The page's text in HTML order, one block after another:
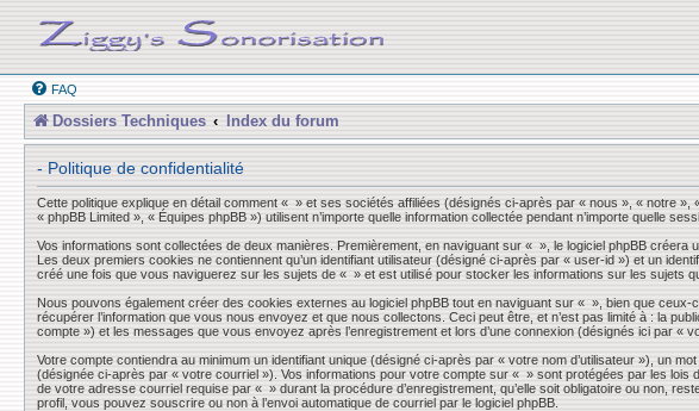
FAQ
Dossiers Techniques Index du forum
- Politique de confidentialité
Cette politique explique en détail comment « » et ses sociétés affiliées (désignés ci-après par « nous », « notre
« phpBB Limited », « Équipes phpBB ») utilisent n’importe quelle information collectée pendant n’importe quelle
Vos informations sont collectées de deux manières. Premièrement, en naviguant sur « », le logiciel phpBB
Les deux premiers cookies ne contiennent qu’un identifiant utilisateur (désigné ci-après par « user-id ») et un
créé une fois que vous naviguerez sur les sujets de « » et est utilisé pour stocker les informations sur les sujets
Nous pouvons également créer des cookies externes au logiciel phpBB tout en naviguant sur « », bien que
récupérer l’information que vous nous envoyez et que nous collectons. Ceci peut être, et n’est pas limité à : la
compte ») et les messages que vous envoyez après l’enregistrement et lors d’une connexion (désignés ici par «
Votre compte contiendra au minimum un identifiant unique (désigné ci-après par « votre nom d’utilisateur »), un
(désignée ci-après par « votre courriel »). Vos informations pour votre compte sur « » sont protégées par les
de votre adresse courriel requise par « » durant la procédure d’enregistrement, qu’elle soit obligatoire ou non,
profil, vous pouvez souscrire ou non à l’envoi automatique de courriel par le logiciel phpBB.